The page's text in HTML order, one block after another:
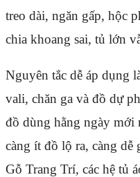
treo dài, ngăn gấp, hộc
chia khoang sai, tủ lớn
Nguyên tắc dễ áp dụng
vali, chăn ga và đồ dự
đồ dùng hằng ngày mới
càng ít đồ lộ ra, càng
Gỗ Trang Trí, các hệ tủ